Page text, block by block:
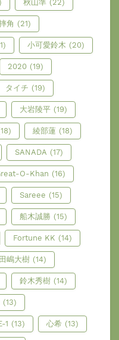
秋山準 (22)
角 (21)
小可愛鈴木 (20)
2020 (19)
タイチ (19)
大岩陵平 (19)
綾部蓮 (18)
SANADA (17)
O-Khan (16)
Sareee (15)
船木誠勝 (15)
Fortune KK (14)
嶋大樹 (14)
鈴木秀樹 (14)
(13)
1 (13) 心希 (13)